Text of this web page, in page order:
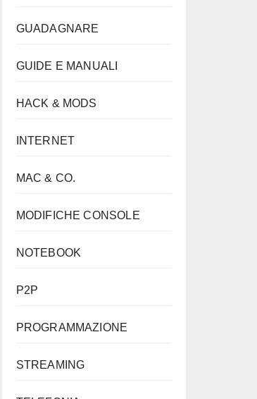
GUADAGNARE
GUIDE E MANUALI
HACK & MODS
INTERNET
MAC & CO.
MODIFICHE CONSOLE
NOTEBOOK
P2P
PROGRAMMAZIONE
STREAMING